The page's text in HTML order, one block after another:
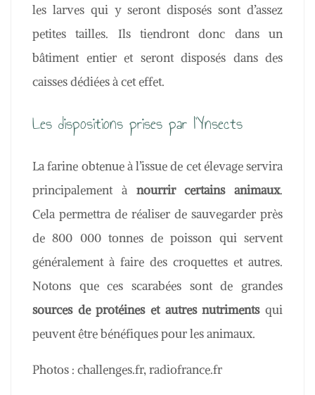
les larves qui y seront disposés sont d’assez
petites tailles. Ils tiendront donc dans un
bâtiment entier et seront disposés dans des
caisses dédiées à cet effet.
Les dispositions prises par l’Ynsects
La farine obtenue à l’issue de cet élevage servira
principalement à nourrir certains animaux.
Cela permettra de réaliser de sauvegarder près
de 800 000 tonnes de poisson qui servent
généralement à faire des croquettes et autres.
Notons que ces scarabées sont de grandes
sources de protéines et autres nutrimentsqui
peuvent être bénéfiques pour les animaux.
Photos : challenges.fr, radiofrance.fr